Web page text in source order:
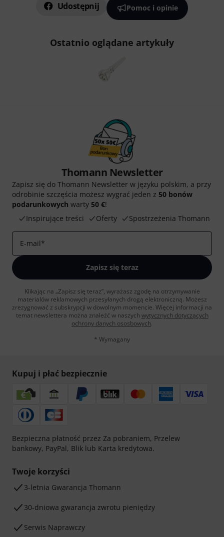
Udostępnij Pomoc i opinie
Ostatnio oglądane artykuły
Thomann Newsletter
Zapisz się do Thomann Newsletter w języku polskim, a przy
odrobinie szczęścia możesz wygrać jeden z 50 bonów
podarunkowych warty 50 €!
Inspirujące treści
Oferty Spostrzeżenia Thomann
E-mail*
Zapisz się teraz
Klikając na „Zapisz się teraz”, wyrażasz zgodę na otrzymywanie
materialów reklamowych przesyłanych drogą elektroniczną. Możesz
zrezygnować z subskrypcji w dowolnym momencie. Więcej informacji na
temat newslettera można znaleźć w naszych wytycznych dotyczących
ochrony danych ososbowych.
* Wymagany
Kupuj i płać bezpiecznie
Bezpieczna płatność przez Za pobraniem, Przelew
bankowy, PayPal, Blik lub Karta kredytowa.
Twoje korzyści
3-letnia Gwarancja Thomann
30-dniowa gwarancja zwrotu pieniędzy
Serwis Naprawczy